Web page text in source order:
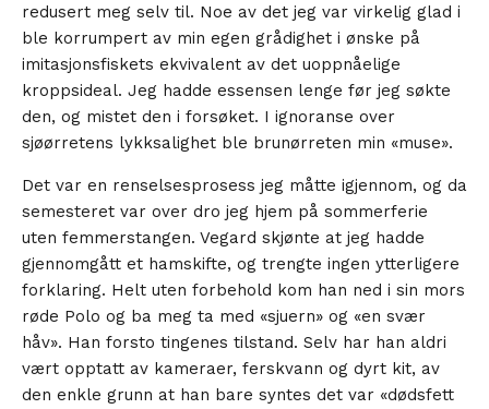
redusert meg selv til. Noe av det jeg var virkelig glad i
ble korrumpert av min egen grådighet i ønske på
imitasjonsfiskets ekvivalent av det uoppnåelige
kroppsideal. Jeg hadde essensen lenge før jeg søkte
den, og mistet den i forsøket. I ignoranse over
sjøørretens lykksalighet ble brunørreten min «muse».
Det var en renselsesprosess jeg måtte igjennom, og da
semesteret var over dro jeg hjem på sommerferie
uten femmerstangen. Vegard skjønte at jeg hadde
gjennomgått et hamskifte, og trengte ingen ytterligere
forklaring. Helt uten forbehold kom han ned i sin mors
røde Polo og ba meg ta med «sjuern» og «en svær
håv». Han forsto tingenes tilstand. Selv har han aldri
vært opptatt av kameraer, ferskvann og dyrt kit, av
den enkle grunn at han bare syntes det var «dødsfett